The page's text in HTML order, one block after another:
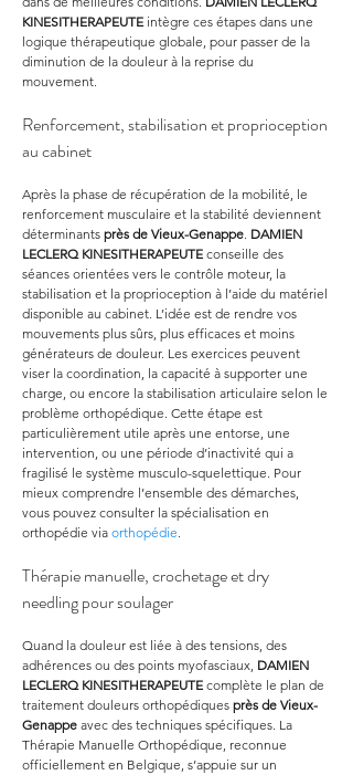
KINESITHERAPEUTE intègre ces étapes dans une
logique thérapeutique globale, pour passer de la
diminution de la douleur à la reprise du
mouvement.
Renforcement, stabilisation et proprioception
au cabinet
Après la phase de récupération de la mobilité, le
renforcement musculaire et la stabilité deviennent
déterminants près de Vieux-Genappe. DAMIEN
LECLERQ KINESITHERAPEUTE conseille des
séances orientées vers le contrôle moteur, la
stabilisation et la proprioception à l’aide du matériel
disponible au cabinet. L’idée est de rendre vos
mouvements plus sûrs, plus efficaces et moins
générateurs de douleur. Les exercices peuvent
viser la coordination, la capacité à supporter une
charge, ou encore la stabilisation articulaire selon le
problème orthopédique. Cette étape est
particulièrement utile après une entorse, une
intervention, ou une période d’inactivité qui a
fragilisé le système musculo-squelettique. Pour
mieux comprendre l’ensemble des démarches,
vous pouvez consulter la spécialisation en
orthopédie via orthopédie.
Thérapie manuelle, crochetage et dry
needling pour soulager
Quand la douleur est liée à des tensions, des
adhérences ou des points myofasciaux, DAMIEN
LECLERQ KINESITHERAPEUTE complète le plan de
traitement douleurs orthopédiques près de Vieux-
Genappe avec des techniques spécifiques. La
Thérapie Manuelle Orthopédique, reconnue
officiellement en Belgique, s’appuie sur un